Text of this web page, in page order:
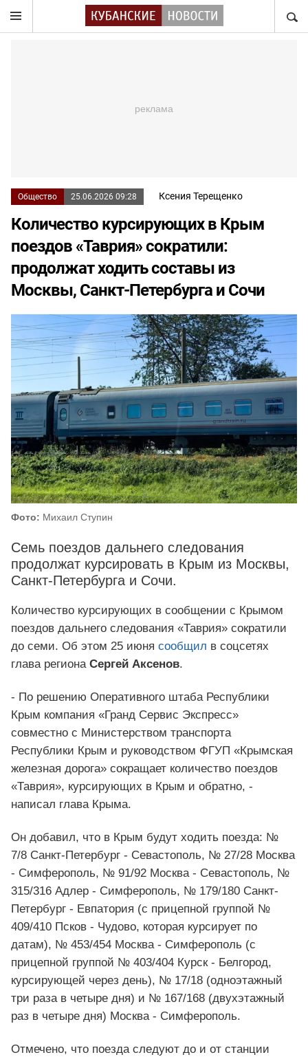
Общество 25.06.2026 09:28 Ксения Терещенко
Количество курсирующих в Крым
поездов «Таврия» сократили:
продолжат ходить составы из
Москвы, Санкт-Петербурга и Сочи
Фото: Михаил Ступин
Семь поездов дальнего следования
продолжат курсировать в Крым из Москвы,
Санкт-Петербурга и Сочи.
Количество курсирующих в сообщении с Крымом
поездов дальнего следования «Таврия» сократили
до семи. Об этом 25 июня сообщил в соцсетях
глава региона Сергей Аксенов.
- По решению Оперативного штаба Республики
Крым компания «Гранд Сервис Экспресс»
совместно с Министерством транспорта
Республики Крым и руководством ФГУП «Крымская
железная дорога» сокращает количество поездов
«Таврия», курсирующих в Крым и обратно, -
написал глава Крыма.
Он добавил, что в Крым будут ходить поезда: №
7/8 Санкт-Петербург - Севастополь, № 27/28 Москва
- Симферополь, № 91/92 Москва - Севастополь, №
315/316 Адлер - Симферополь, № 179/180 Санкт-
Петербург - Евпатория (с прицепной группой №
409/410 Псков - Чудово, которая курсирует по
датам), № 453/454 Москва - Симферополь (с
прицепной группой № 403/404 Курск - Белгород,
курсирующей через день), № 17/18 (одноэтажный
три раза в четыре дня) и № 167/168 (двухэтажный
раз в четыре дня) Москва - Симферополь.
Отмечено, что поезда следуют до и от станции